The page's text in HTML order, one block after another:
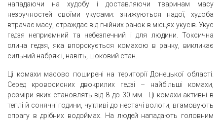
нападаючи на худобу і доставляючи тваринам масу
незручностей своїми укусами: знижуються надої, худоба
втрачає масу, страждає від гнійних ранок в місцях укусів. Укус
гедзя неприємний та небезпечний і для людини. Токсична
слина гедзя, яка впорскується комахою в ранку, викликає
сильний набряк і, навіть, шоковий стан.
Ці комахи масово поширені на території Донецької області.
Серед кровосисних двокрилих гедзі – найбільші комахи,
розміри яких становлять від 8 до 30 мм. Ці комахи активні в
теплі й сонячні години, чутливі до нестачі вологи, вгамовують
спрагу в дрібних водоймах. На людей нападають головним